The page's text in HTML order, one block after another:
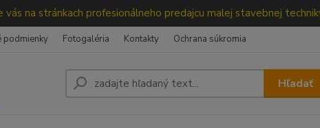
vás na stránkach profesionálneho predajcu malej stavebnej
podmienky Fotogaléria Kontakty Ochrana súkromia
Hľadať